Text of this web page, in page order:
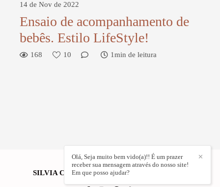
14 de Nov de 2022
Ensaio de acompanhamento de
bebês. Estilo LifeStyle!
168 10 1min de leitura
SILVIA CRISTINA FOTOGRAFIA
✕
Olá, Seja muito bem vido(a)!! É um prazer
receber sua mensagem através do nosso site!
Em que posso ajudar?